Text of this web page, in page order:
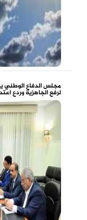
مجلس الدفاع الوطني
لرفع الجاهزية وردع